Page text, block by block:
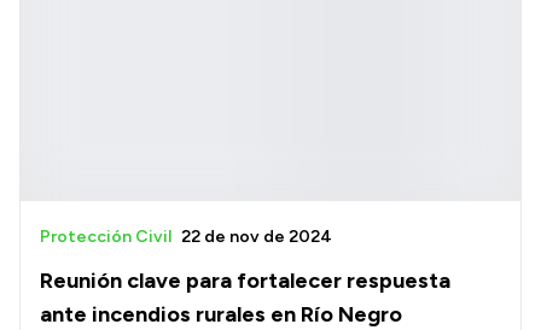
Reunión clave para fortalecer respuesta
ante incendios rurales en Río Negro
Protección Civil 22 de nov de 2024